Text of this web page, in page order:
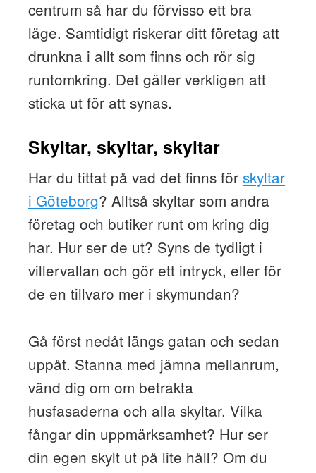
centrum så har du förvisso ett bra
läge. Samtidigt riskerar ditt företag att
drunkna i allt som finns och rör sig
runtomkring. Det gäller verkligen att
sticka ut för att synas.
Skyltar, skyltar, skyltar
Har du tittat på vad det finns för skyltar
i Göteborg? Alltså skyltar som andra
företag och butiker runt om kring dig
har. Hur ser de ut? Syns de tydligt i
villervallan och gör ett intryck, eller för
de en tillvaro mer i skymundan?
Gå först nedåt längs gatan och sedan
uppåt. Stanna med jämna mellanrum,
vänd dig om om betrakta
husfasaderna och alla skyltar. Vilka
fångar din uppmärksamhet? Hur ser
din egen skylt ut på lite håll? Om du